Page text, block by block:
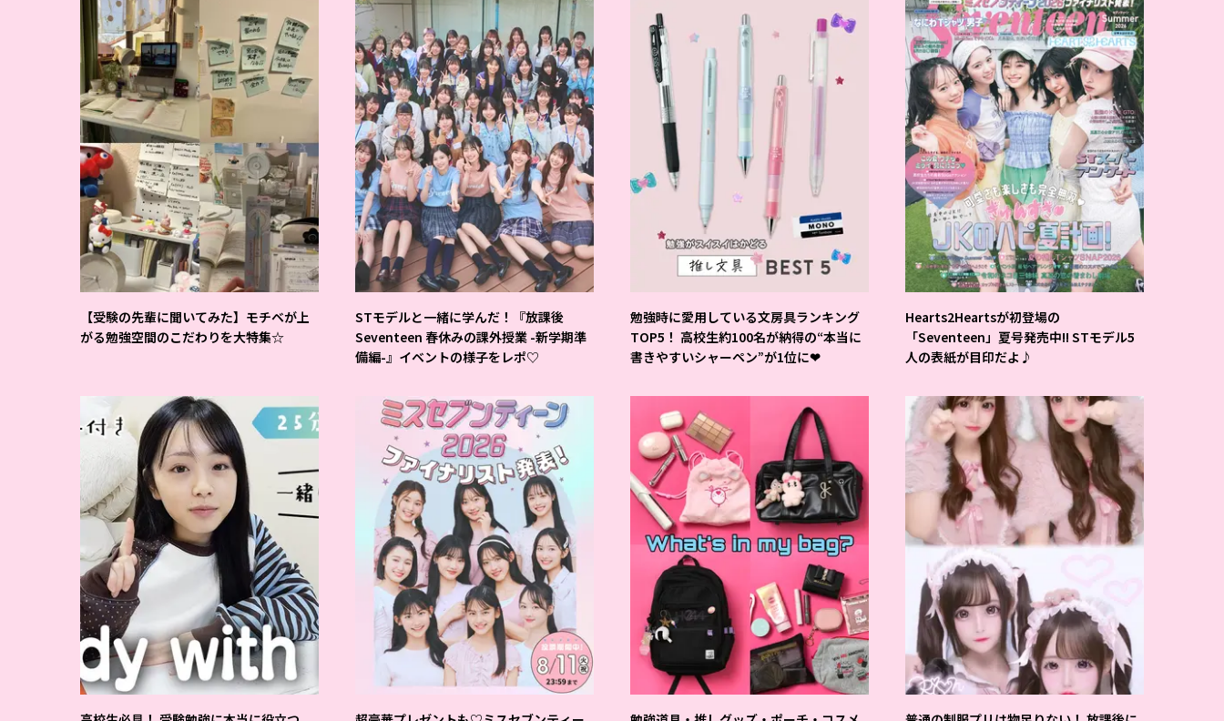
【受験の先輩に聞いてみた】モチベが上
がる勉強空間のこだわりを大特集☆
STモデルと一緒に学んだ！『放課後
Seventeen 春休みの課外授業 -新学期準
備編-』イベントの様子をレポ♡
勉強時に愛用している文房具ランキング
TOP5！ 高校生約100名が納得の“本当に
書きやすいシャーペン”が1位に❤
Hearts2Heartsが初登場の
「Seventeen」夏号発売中!! STモデル5
人の表紙が目印だよ♪